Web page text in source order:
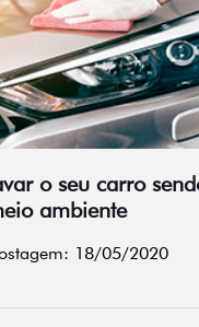
o seu carro
ambiente
18/05/2020